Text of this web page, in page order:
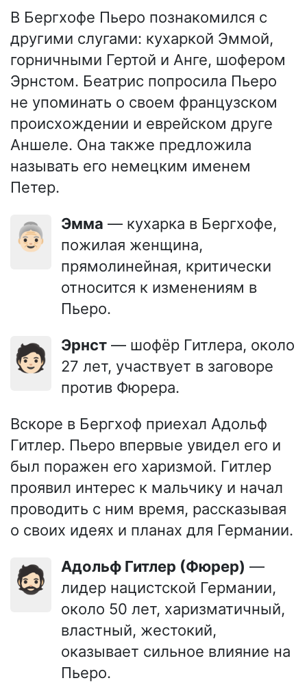
В Бергхофе Пьеро познакомился с
другими слугами: кухаркой Эммой,
горничными Гертой и Анге, шофером
Эрнстом. Беатрис попросила Пьеро
не упоминать о своем французском
происхождении и еврейском друге
Аншеле. Она также предложила
называть его немецким именем
Петер.
👵🏻 Эмма — кухарка в Бергхофе,
пожилая женщина,
прямолинейная, критически
относится к изменениям в
Пьеро.
🧑🏻 Эрнст — шофёр Гитлера, около
27 лет, участвует в заговоре
против Фюрера.
Вскоре в Бергхоф приехал Адольф
Гитлер. Пьеро впервые увидел его и
был поражен его харизмой. Гитлер
проявил интерес к мальчику и начал
проводить с ним время, рассказывая
о своих идеях и планах для Германии.
🧔🏻 Адольф Гитлер (Фюрер) —
лидер нацистской Германии,
около 50 лет, харизматичный,
властный, жестокий,
оказывает сильное влияние на
Пьеро.